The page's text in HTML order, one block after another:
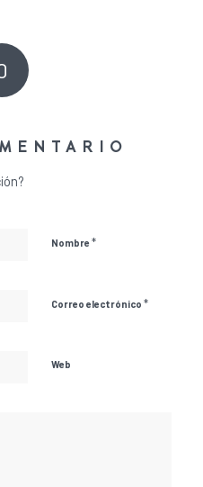
Nombre*
Correo electrónico *
Web